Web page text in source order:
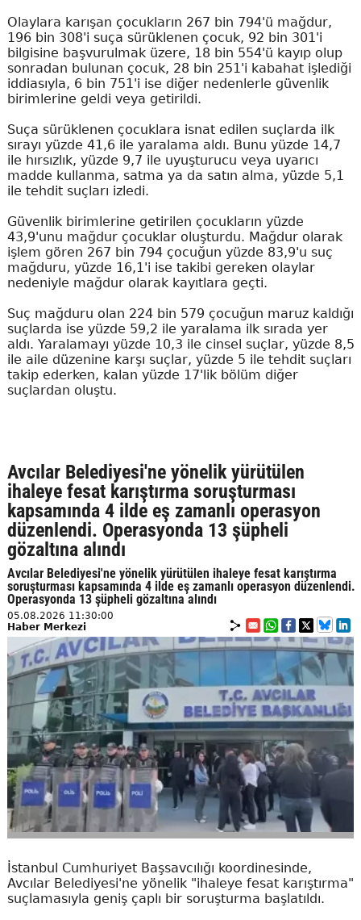
Olaylara karışan çocukların 267 bin 794'ü mağdur,
196 bin 308'i suça sürüklenen çocuk, 92 bin 301'i
bilgisine başvurulmak üzere, 18 bin 554'ü kayıp olup
sonradan bulunan çocuk, 28 bin 251'i kabahat işlediği
iddiasıyla, 6 bin 751'i ise diğer nedenlerle güvenlik
birimlerine geldi veya getirildi.
Suça sürüklenen çocuklara isnat edilen suçlarda ilk
sırayı yüzde 41,6 ile yaralama aldı. Bunu yüzde 14,7
ile hırsızlık, yüzde 9,7 ile uyuşturucu veya uyarıcı
madde kullanma, satma ya da satın alma, yüzde 5,1
ile tehdit suçları izledi.
Güvenlik birimlerine getirilen çocukların yüzde
43,9'unu mağdur çocuklar oluşturdu. Mağdur olarak
işlem gören 267 bin 794 çocuğun yüzde 83,9'u suç
mağduru, yüzde 16,1'i ise takibi gereken olaylar
nedeniyle mağdur olarak kayıtlara geçti.
Suç mağduru olan 224 bin 579 çocuğun maruz kaldığı
suçlarda ise yüzde 59,2 ile yaralama ilk sırada yer
aldı. Yaralamayı yüzde 10,3 ile cinsel suçlar, yüzde 8,5
ile aile düzenine karşı suçlar, yüzde 5 ile tehdit suçları
takip ederken, kalan yüzde 17'lik bölüm diğer
suçlardan oluştu.
Avcılar Belediyesi'ne yönelik yürütülen
ihaleye fesat karıştırma soruşturması
kapsamında 4 ilde eş zamanlı operasyon
düzenlendi. Operasyonda 13 şüpheli
gözaltına alındı
Avcılar Belediyesi'ne yönelik yürütülen ihaleye fesat karıştırma
soruşturması kapsamında 4 ilde eş zamanlı operasyon düzenlendi.
Operasyonda 13 şüpheli gözaltına alındı
05.08.2026 11:30:00
Haber Merkezi
İstanbul Cumhuriyet Başsavcılığı koordinesinde,
Avcılar Belediyesi'ne yönelik "ihaleye fesat karıştırma"
suçlamasıyla geniş çaplı bir soruşturma başlatıldı.